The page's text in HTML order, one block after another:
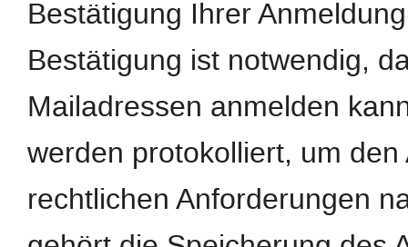
Bestätigung Ihrer
Bestätigung ist notwendig,
Mailadressen anmelden
werden protokolliert, um
rechtlichen Anforderungen